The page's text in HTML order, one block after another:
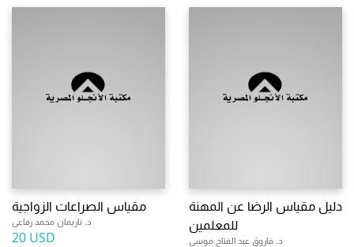
مقياس الصراعات الزواجية
د. ناريمان محمد رفاعى
20 USD
دليل مقياس الرضا عن المهنة
للمعلمين
د. فاروق عبد الفتاح موسى